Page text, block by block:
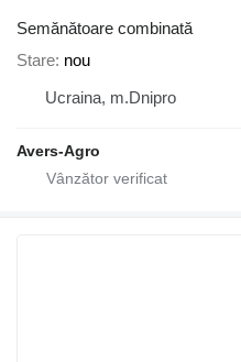
Semănătoare combinată
Stare nou
Ucraina, m.Dnipro
Avers-Agro